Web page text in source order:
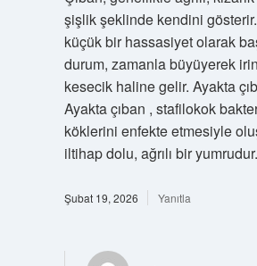
şişlik şeklinde kendini
küçük bir hassasiyet olarak
durum, zamanla büyüyerek
kesecik haline gelir. Ayakta
Ayakta çıban , stafilokok
köklerini enfekte etmesiyle
iltihap dolu, ağrılı bir yumrudur.
Şubat 19, 2026 Yanıtla